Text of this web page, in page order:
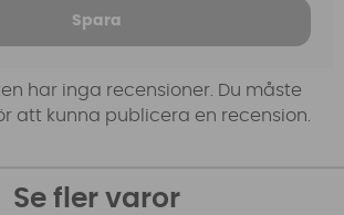
Spara
har inga recensioner. Du måste
att kunna publicera en recension.
Se fler varor